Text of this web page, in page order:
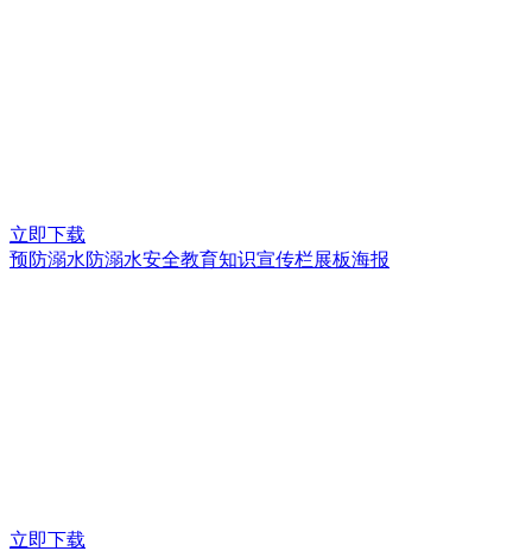
立即下载
预防溺水防溺水安全教育知识宣传栏展板海报
立即下载